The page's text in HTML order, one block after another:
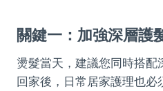
關鍵一：加強深層護
燙髮當天，建議您同時搭配
回家後，日常居家護理也必